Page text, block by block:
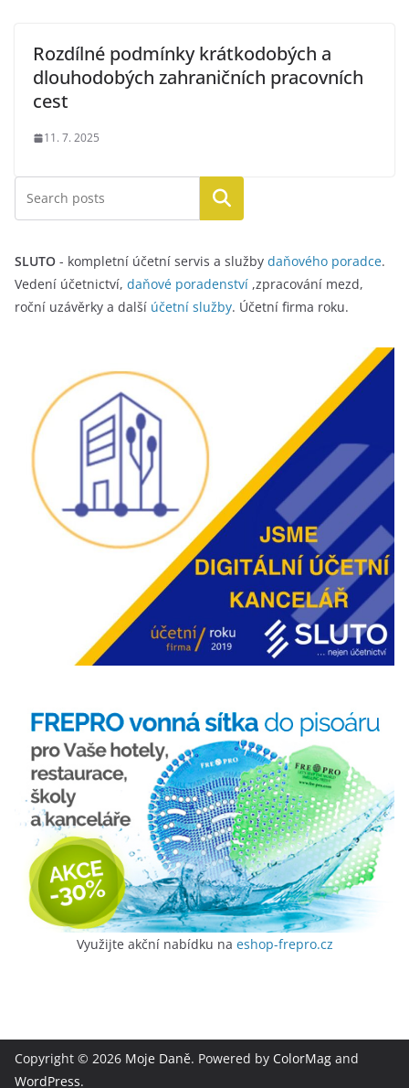
Rozdílné podmínky krátkodobých a
dlouhodobých zahraničních pracovních
cest
11. 7. 2025
Hledat
SLUTO - kompletní účetní servis a služby daňového poradce.
Vedení účetnictví, daňové poradenství ,zpracování mezd,
roční uzávěrky a další účetní služby. Účetní firma roku.
Využijte akční nabídku na eshop-frepro.cz
Copyright © 2026 Moje Daně. Powered by ColorMag and
WordPress.